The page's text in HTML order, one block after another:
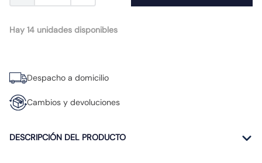
Hay 14 unidades disponibles
Despacho a domicilio
Cambios y devoluciones
DESCRIPCIÓN DEL PRODUCTO